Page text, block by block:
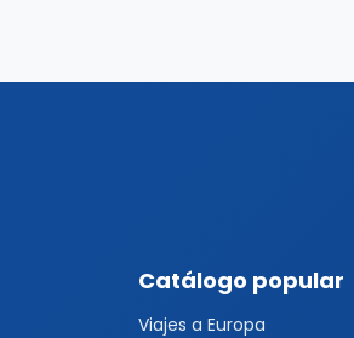
Catálogo popular
Viajes a Europa